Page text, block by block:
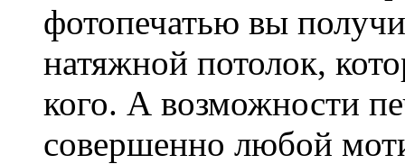
фотопечатью вы
натяжной потолок,
кого. А возможности
совершенно любой